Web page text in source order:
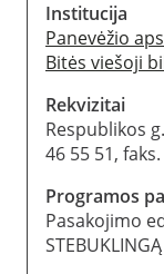
Institucija
Panevėžio
Bitės viešoji
Rekvizitai
Respublikos
46 55 51,
Programos
Pasakojimo